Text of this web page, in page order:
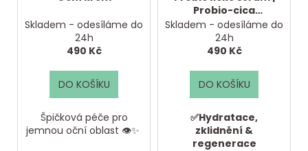
Skladem - odesíláme do
24h
490 Kč
DO KOŠÍKU
Špičková péče pro
jemnou oční oblast 👁️✨
Probio-cica
ampoule
Skladem - odesíláme do
24h
490 Kč
DO KOŠÍKU
✅Hydratace,
zklidnění &
regenerace